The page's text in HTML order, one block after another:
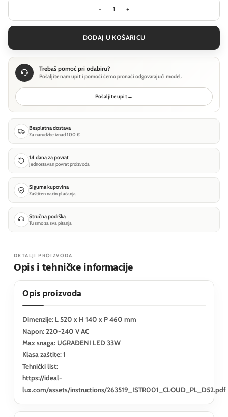
Stropna svjetiljka Ideal Lux CLOUD
DODAJ U KOŠARICU
Trebaš pomoć pri odabiru?
Pošaljite nam upit i pomoći ćemo pronaći odgovarajući model.
Pošaljite upit→
Besplatna dostava
Za narudžbe iznad 100 €
14 dana za povrat
Jednostavan povrat proizvoda
Sigurna kupovina
Zaštićen način plaćanja
Stručna podrška
Tu smo za sva pitanja
DETALJI PROIZVODA
Opis i tehničke informacije
Opis proizvoda
Dimenzije: L 520 x H 140 x P 460 mm
Napon: 220-240 V AC
Max snaga: UGRAĐENI LED 33W
Klasa zaštite: 1
Tehnički list:
https://ideal-
lux.com/assets/instructions/263519_ISTR001_CLOUD_PL_D52.pdf